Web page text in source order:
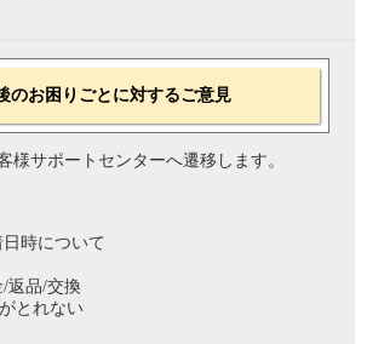
のお困りごとに対するご意見
様サポートセンターへ遷移します。
日時について
/返品/交換
とれない